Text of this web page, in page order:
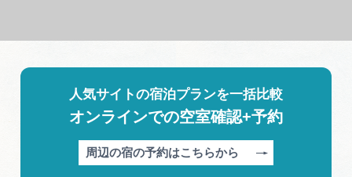
人気サイトの宿泊プランを一括比較
オンラインでの空室確認+予約
周辺の宿の予約はこちらから